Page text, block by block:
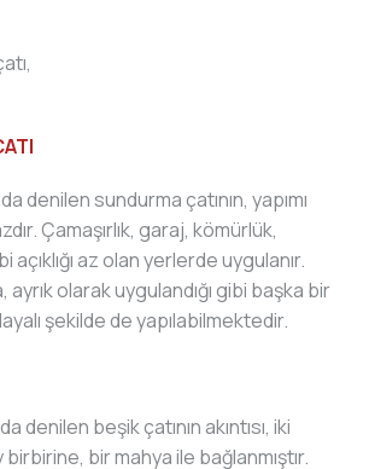
denilen sundurma çatının, yapımı
Çamaşırlık, garaj, kömürlük,
açıklığı az olan yerlerde uygulanır.
olarak uygulandığı gibi başka bir
şekilde de yapılabilmektedir.
denilen beşik çatının akıntısı, iki
bir mahya ile bağlanmıştır.